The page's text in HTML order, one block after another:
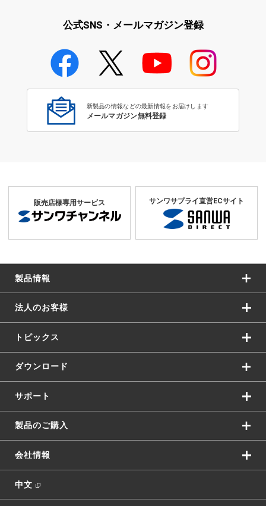
学校教育のICT環境整備特集
公式SNS・メールマガジン登録
新製品の情報などの最新情報をお届けします
メールマガジン無料登録
販売店様専用サービス サンワサプライ直営ECサイト
製品情報
法人のお客様
トピックス
ダウンロード
サポート
製品のご購入
会社情報
中文